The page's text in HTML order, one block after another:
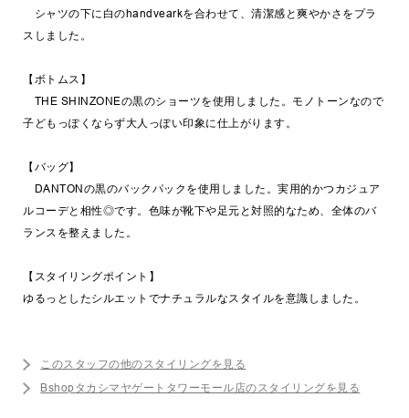
シャツの下に白のhandvearkを合わせて、清潔感と爽やかさをプラ
スしました。
【ボトムス】
THE SHINZONEの黒のショーツを使用しました。モノトーンなので
子どもっぽくならず大人っぽい印象に仕上がります。
【バッグ】
DANTONの黒のバックパックを使用しました。実用的かつカジュア
ルコーデと相性◎です。色味が靴下や足元と対照的なため、全体のバ
ランスを整えました。
【スタイリングポイント】
ゆるっとしたシルエットでナチュラルなスタイルを意識しました。
このスタッフの他のスタイリングを見る
Bshopタカシマヤゲートタワーモール店のスタイリングを見る